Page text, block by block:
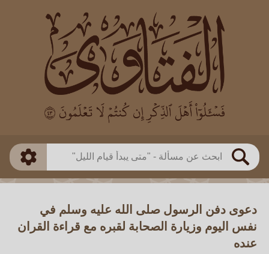
بحث
العالم
بن باز
بن العثيمين
اللجنة الدائمة
طريقة البحث
ذكي
دعوى دفن الرسول صلى الله عليه وسلم في
نفس اليوم وزيارة الصحابة لقبره مع قراءة القران
عنده